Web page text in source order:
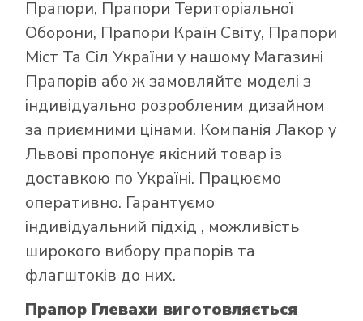
Прапори, Прапори Територіальної
Оборони, Прапори Країн Світу, Прапори
Міст Та Сіл України у нашому Магазині
Прапорів або ж замовляйте моделі з
індивідуально розробленим дизайном
за приємними цінами. Компанія Лакор у
Львові пропонує якісний товар із
доставкою по Україні. Працюємо
оперативно. Гарантуємо
індивідуальний підхід , можливість
широкого вибору прапорів та
флагштоків до них.
Прапор Глевахи виготовляється